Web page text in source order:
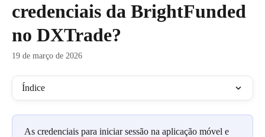
credenciais da BrightFunded
no DXTrade?
19 de março de 2026
Índice
As credenciais para iniciar sessão na aplicação móvel e